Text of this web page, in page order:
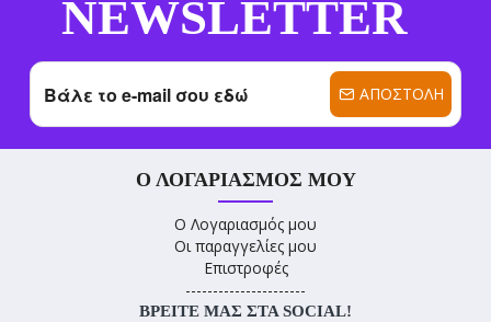
NEWSLETTER
ΑΠΟΣΤΟΛΉ
Ο ΛΟΓΑΡΙΑΣΜΌΣ ΜΟΥ
Ο Λογαριασμός μου
Οι παραγγελίες μου
Επιστροφές
----------------------
ΒΡΕΊΤΕ ΜΑΣ ΣΤΑ SOCIAL!